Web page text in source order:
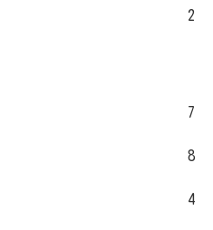
2
7
8
4